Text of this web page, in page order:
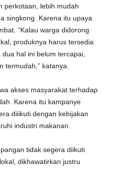
perkotaan, lebih mudah
singkong. Karena itu upaya
“Kalau warga didorong
produknya harus tersedia
hal ini belum tercapai,
termudah,” katanya.
akses masyarakat terhadap
Karena itu kampanye
diiikuti dengan kebijakan
industri makanan.
tidak segera diikuti
dikhawatirkan justru